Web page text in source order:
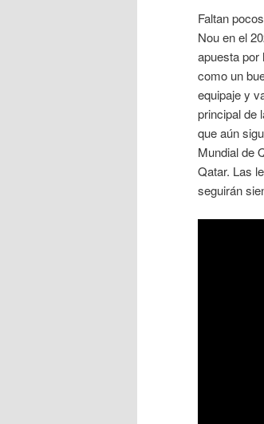
Faltan
Nou en el
apuesta por
como un
equipaje y
principal de
que aún
Mundial de
Qatar. Las
seguirán